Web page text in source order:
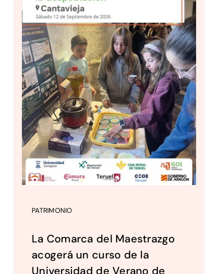
PATRIMONIO
La Comarca del Maestrazgo
acogerá un curso de la
Universidad de Verano de